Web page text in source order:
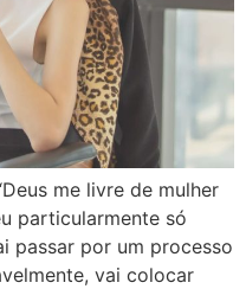
me livre de mulher
particularmente só
passar por um processo
vai colocar